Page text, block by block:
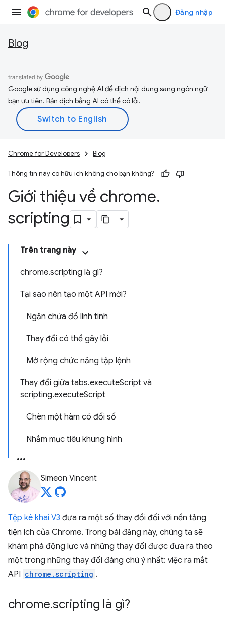
Đăng nhập
Blog
Google sử dụng công nghệ AI để dịch nội dung sang ngôn ngữ
bạn ưu tiên. Bản dịch bằng AI có thể có lỗi.
Chrome for Developers Blog
Thông tin này có hữu ích không cho bạn không?
Giới thiệu về chrome.
scripting
Trên trang này
chrome.scripting là gì?
Tại sao nên tạo một API mới?
Ngăn chứa đồ linh tinh
Thay đổi có thể gây lỗi
Mở rộng chức năng tập lệnh
Thay đổi giữa tabs.executeScript và
scripting.executeScript
Chèn một hàm có đối số
Nhắm mục tiêu khung hình
Simeon Vincent
Tệp kê khai V3 đưa ra một số thay đổi đối với nền tảng
tiện ích của Chrome. Trong bài đăng này, chúng ta sẽ
khám phá động lực và những thay đổi được đưa ra theo
một trong những thay đổi đáng chú ý nhất: việc ra mắt
API chrome.scripting .
chrome.scripting là gì?